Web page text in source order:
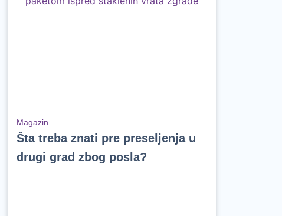
Magazin
Šta treba znati pre preseljenja u
drugi grad zbog posla?